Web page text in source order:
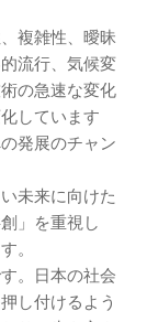
複雑性、曖昧
流行、気候変
の急速な変化
しています
発展のチャン
未来に向けた
」を重視し
。
。日本の社会
し付けるよう